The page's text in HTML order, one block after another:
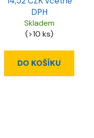
DPH
Skladem
(>10 ks)
DO KOŠÍKU